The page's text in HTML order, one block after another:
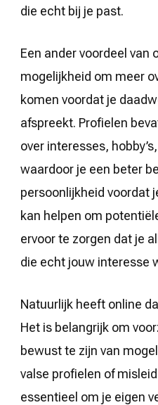
die echt bij je past.
Een ander voordeel van
mogelijkheid om meer
komen voordat je
afspreekt. Profielen
over interesses,
waardoor je een beter
persoonlijkheid voordat
kan helpen om
ervoor te zorgen dat je
die echt jouw interesse
Natuurlijk heeft online
Het is belangrijk om
bewust te zijn van
valse profielen of
essentieel om je eigen